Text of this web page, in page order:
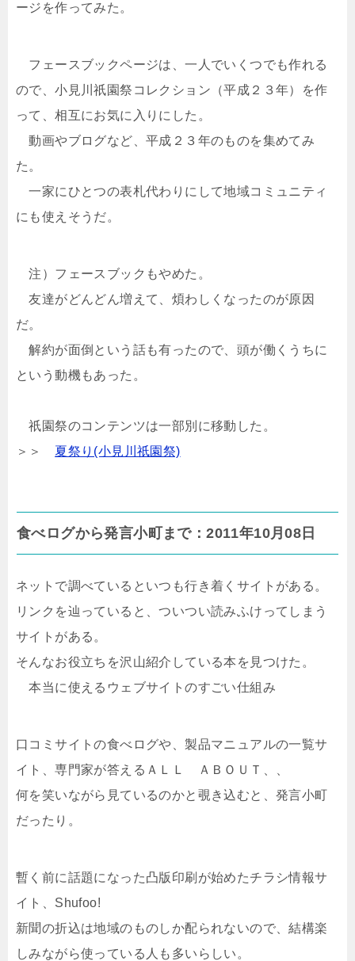
ージを作ってみた。
フェースブックページは、一人でいくつでも作れる
ので、小見川祇園祭コレクション（平成２３年）を作
って、相互にお気に入りにした。
動画やブログなど、平成２３年のものを集めてみ
た。
一家にひとつの表札代わりにして地域コミュニティ
にも使えそうだ。
注）フェースブックもやめた。
友達がどんどん増えて、煩わしくなったのが原因
だ。
解約が面倒という話も有ったので、頭が働くうちに
という動機もあった。
祇園祭のコンテンツは一部別に移動した。
＞＞ 夏祭り(小見川祇園祭)
食べログから発言小町まで：2011年10月08日
ネットで調べているといつも行き着くサイトがある。
リンクを辿っていると、ついつい読みふけってしまう
サイトがある。
そんなお役立ちを沢山紹介している本を見つけた。
本当に使えるウェブサイトのすごい仕組み
口コミサイトの食べログや、製品マニュアルの一覧サ
イト、専門家が答えるＡＬＬ ＡＢＯＵＴ、、
何を笑いながら見ているのかと覗き込むと、発言小町
だったり。
暫く前に話題になった凸版印刷が始めたチラシ情報サ
イト、Shufoo!
新聞の折込は地域のものしか配られないので、結構楽
しみながら使っている人も多いらしい。